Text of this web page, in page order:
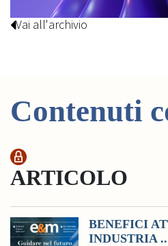
Vai all'archivio
Contenuti
ARTICOLO
BENEFICI
INDUSTRIA